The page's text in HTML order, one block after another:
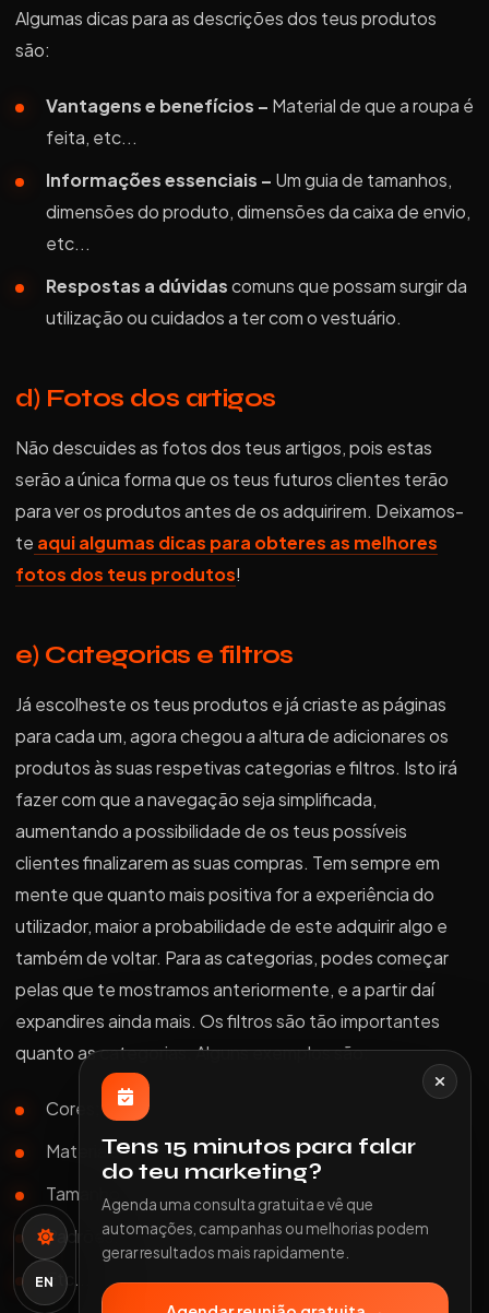
Algumas dicas para as descrições dos teus produtos
são:
Vantagens e benefícios – Material de que a roupa é
feita, etc...
Informações essenciais – Um guia de tamanhos,
dimensões do produto, dimensões da caixa de envio,
etc...
Respostas a dúvidascomuns que possam surgir da
utilização ou cuidados a ter com o vestuário.
d) Fotos dos artigos
Não descuides as fotos dos teus artigos, pois estas
serão a única forma que os teus futuros clientes terão
para ver os produtos antes de os adquirirem. Deixamos-
te aqui algumas dicas para obteres as melhores
fotos dos teus produtos!
e) Categorias e filtros
Já escolheste os teus produtos e já criaste as páginas
para cada um, agora chegou a altura de adicionares os
produtos às suas respetivas categorias e filtros. Isto irá
fazer com que a navegação seja simplificada,
aumentando a possibilidade de os teus possíveis
clientes finalizarem as suas compras. Tem sempre em
mente que quanto mais positiva for a experiência do
utilizador, maior a probabilidade de este adquirir algo e
também de voltar. Para as categorias, podes começar
pelas que te mostramos anteriormente, e a partir daí
expandires ainda mais. Os filtros são tão importantes
quanto as categorias. Alguns exemplos são:
Cores;
Materiais;
Tamanhos;
Padrões;
Etc...
Tens 15 minutos para falar
do teu marketing?
Agenda uma consulta gratuita e vê que
automações, campanhas ou melhorias podem
gerar resultados mais rapidamente.
EN